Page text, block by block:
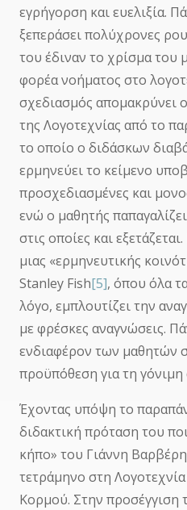
εγρήγορση και ευελιξία.
ξεπεράσει πολύχρονες
του έδιναν το χρίσμα του
φορέα νοήματος στο
σχεδιασμός απομακρύνει
της Λογοτεχνίας από το
το οποίο ο διδάσκων
ερμηνεύει το κείμενο
προσχεδιασμένες και
ενώ ο μαθητής
στις οποίες και
μιας «ερμηνευτικής
Stanley Fish[5], όπου όλα
λόγο, εμπλουτίζει την
με φρέσκες αναγνώσεις.
ενδιαφέρον των μαθητών
προϋπόθεση για τη
Έχοντας υπόψη το
διδακτική πρόταση του
κήπο» του Γιάννη
τετράμηνο στη
Κορμού. Στην προσέγγιση